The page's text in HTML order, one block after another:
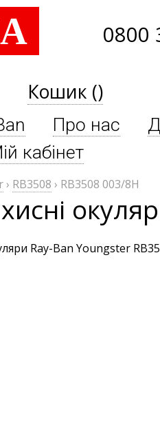
0800
Кошик ()
Про нас
кабінет
› RB3508 › RB3508 003/8H